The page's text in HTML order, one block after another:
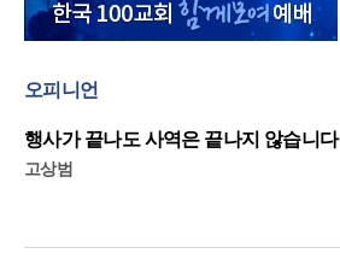
오피니언
행사가 끝나도 사역은 끝나지 않습니다
고상범